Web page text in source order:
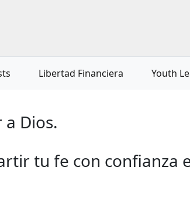
Libertad Financiera Youth
Dios.
tu fe con confianza